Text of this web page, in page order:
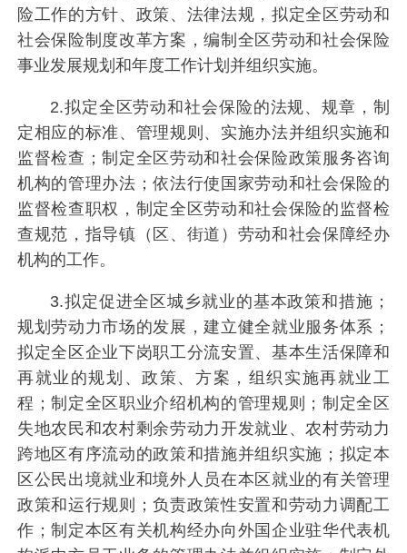
险工作的方针、政策、法律法规，拟定全区劳动和
社会保险制度改革方案，编制全区劳动和社会保险
事业发展规划和年度工作计划并组织实施。
2.拟定全区劳动和社会保险的法规、规章，制
定相应的标准、管理规则、实施办法并组织实施和
监督检查；制定全区劳动和社会保险政策服务咨询
机构的管理办法；依法行使国家劳动和社会保险的
监督检查职权，制定全区劳动和社会保险的监督检
查规范，指导镇（区、街道）劳动和社会保障经办
机构的工作。
3.拟定促进全区城乡就业的基本政策和措施；
规划劳动力市场的发展，建立健全就业服务体系；
拟定全区企业下岗职工分流安置、基本生活保障和
再就业的规划、政策、方案，组织实施再就业工
程；制定全区职业介绍机构的管理规则；制定全区
失地农民和农村剩余劳动力开发就业、农村劳动力
跨地区有序流动的政策和措施并组织实施；拟定本
区公民出境就业和境外人员在本区就业的有关管理
政策和运行规则；负责政策性安置和劳动力调配工
作；制定本区有关机构经办向外国企业驻华代表机